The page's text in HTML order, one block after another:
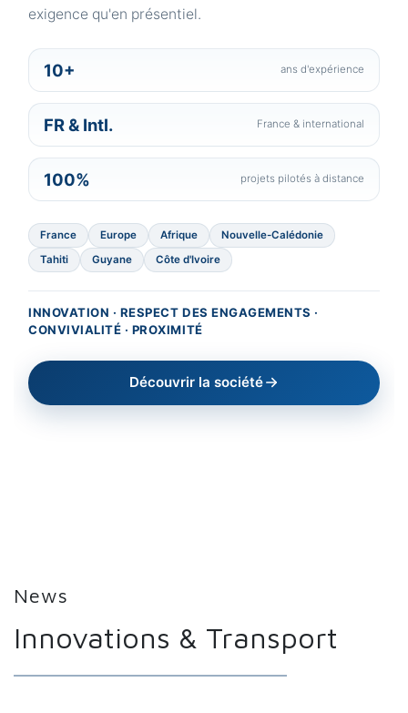
exigence qu'en présentiel.
10+ ans d'expérience
FR & Intl. France & international
100% projets pilotés à distance
France Europe Afrique
Nouvelle-Calédonie
Tahiti
Guyane Côte d'Ivoire
INNOVATION · RESPECT DES ENGAGEMENTS ·
CONVIVIALITÉ · PROXIMITÉ
Découvrir la société
News
Innovations & Transport